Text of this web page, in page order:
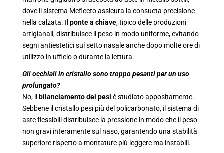
dove il sistema Meflecto assicura la consueta precisione
nella calzata. Il ponte a chiave, tipico delle produzioni
artigianali, distribuisce il peso in modo uniforme, evitando
segni antiestetici sul setto nasale anche dopo molte ore di
utilizzo in ufficio o durante la lettura.
Gli occhiali in cristallo sono troppo pesanti per un uso
prolungato?
No, il bilanciamento dei pesi è studiato appositamente.
Sebbene il cristallo pesi più del policarbonato, il sistema di
aste flessibili distribuisce la pressione in modo che il peso
non gravi interamente sul naso, garantendo una stabilità
superiore rispetto a montature più leggere ma instabili.